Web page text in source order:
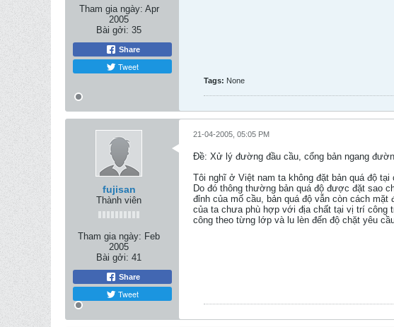
Tham gia ngày: Apr
2005
Bài gởi: 35
Share
Tweet
Tags: None
fujisan
Thành viên
Tham gia ngày: Feb
2005
Bài gởi: 41
Share
Tweet
21-04-2005, 05:05 PM
Ðề: Xử lý đường đầu cầu, cổng bản ngang
Tôi nghĩ ở Việt nam ta không đặt bản quá độ
Do đó thông thường bản quá độ được đặt sao
đỉnh của mố cầu, bản quá độ vẫn còn cách
của ta chưa phù hợp với địa chất tại vị trí công
công theo từng lớp và lu lèn đến độ chặt yêu